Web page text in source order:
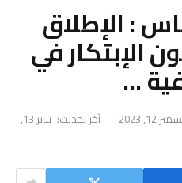
: الإطلاق
الإبتكار في
…
12, 2023 آخر تحديث:
يناير 13,